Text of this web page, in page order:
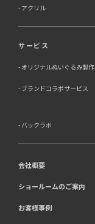
アクリル
サービス
オリジナルぬいぐるみ製作
ブランドコラボサービス
バックラボ
会社概要
ショールームのご案内
お客様事例